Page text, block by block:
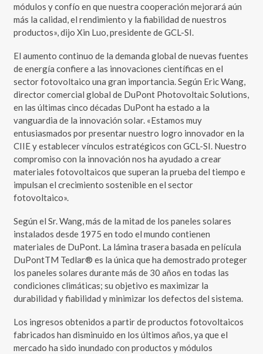
módulos y confío en que nuestra cooperación mejorará aún
más la calidad, el rendimiento y la fiabilidad de nuestros
productos», dijo Xin Luo, presidente de GCL-SI.
El aumento continuo de la demanda global de nuevas fuentes
de energía confiere a las innovaciones científicas en el
sector fotovoltaico una gran importancia. Según Eric Wang,
director comercial global de DuPont Photovoltaic Solutions,
en las últimas cinco décadas DuPont ha estado a la
vanguardia de la innovación solar. «Estamos muy
entusiasmados por presentar nuestro logro innovador en la
CIIE y establecer vínculos estratégicos con GCL-SI. Nuestro
compromiso con la innovación nos ha ayudado a crear
materiales fotovoltaicos que superan la prueba del tiempo e
impulsan el crecimiento sostenible en el sector
fotovoltaico».
Según el Sr. Wang, más de la mitad de los paneles solares
instalados desde 1975 en todo el mundo contienen
materiales de DuPont. La lámina trasera basada en película
DuPontTM Tedlar® es la única que ha demostrado proteger
los paneles solares durante más de 30 años en todas las
condiciones climáticas; su objetivo es maximizar la
durabilidad y fiabilidad y minimizar los defectos del sistema.
Los ingresos obtenidos a partir de productos fotovoltaicos
fabricados han disminuido en los últimos años, ya que el
mercado ha sido inundado con productos y módulos